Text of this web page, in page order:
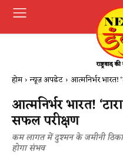
होम न्यूज़ अपडेट आत्मनिर्भर भारत!
आत्मनिर्भर भारत!
सफल परीक्षण
कम लागत में दुश्मन के जमीनी
होगा संभव